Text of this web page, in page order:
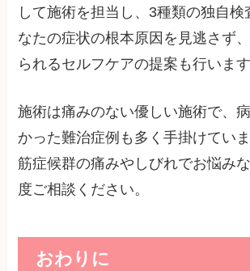
して施術を担当し、3種類の独自検
なたの症状の根本原因を見逃さず
られるセルフケアの提案も行います
施術は痛みのない優しい施術で、
かった難治症例も多く手掛けてい
筋症候群の痛みやしびれでお悩み
度ご相談ください。
おわりに